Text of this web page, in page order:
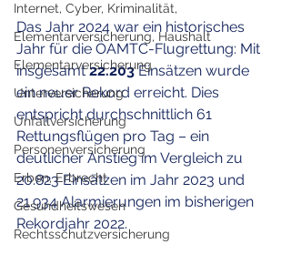
Internet, Cyber, Kriminalität,
Elementarversicherung, Haushalt
Elementarversicherung
Unterversicherung
Unfallversicherung
Personenversicherung
Erben, Erbrecht
Gesundheitswesen
Rechtsschutzversicherung
Das Jahr 2024 war ein historisches
Jahr für die ÖAMTC-Flugrettung: Mit
insgesamt 22.203 Einsätzen wurde
ein neuer Rekord erreicht. Dies
entspricht durchschnittlich 61
Rettungsflügen pro Tag – ein
deutlicher Anstieg im Vergleich zu
20.823 Einsätzen im Jahr 2023 und
21.934 Alarmierungen im bisherigen
Rekordjahr 2022.